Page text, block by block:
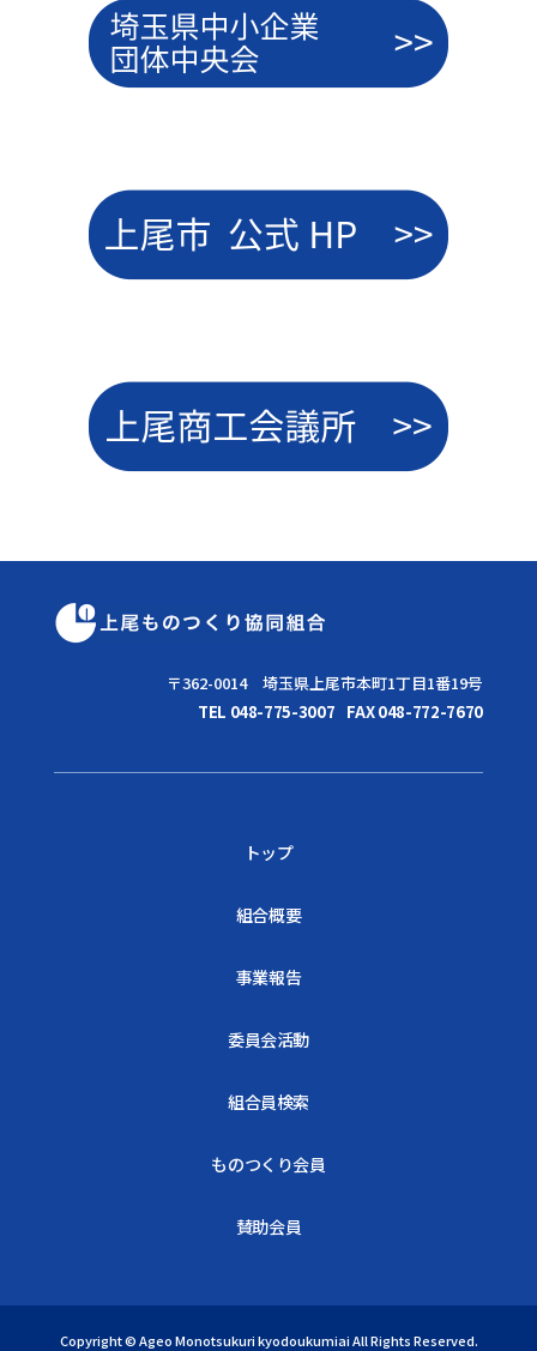
〒362-0014 埼玉県上尾市本町1丁目1番19号
TEL 048-775-3007 FAX 048-772-7670
トップ
組合概要
事業報告
委員会活動
組合員検索
ものつくり会員
賛助会員
Copyright © Ageo Monotsukuri kyodoukumiai All Rights Reserved.